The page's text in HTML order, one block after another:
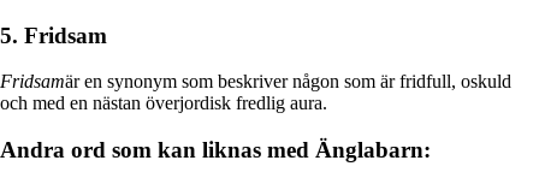
5. Fridsam
Fridsamär en synonym som beskriver någon som är fridfull, oskuld
och med en nästan överjordisk fredlig aura.
Andra ord som kan liknas med Änglabarn: